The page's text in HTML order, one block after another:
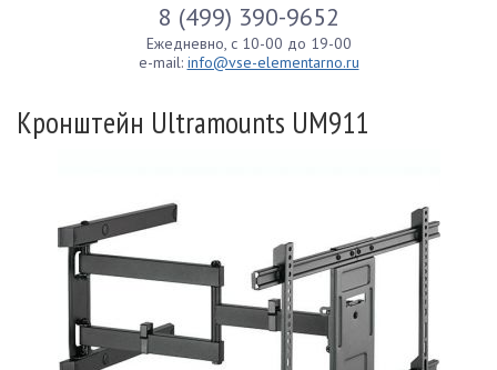
8 (499) 390-9652
Ежедневно, с 10-00 до 19-00
e-mail: info@vse-elementarno.ru
Кронштейн Ultramounts UM911